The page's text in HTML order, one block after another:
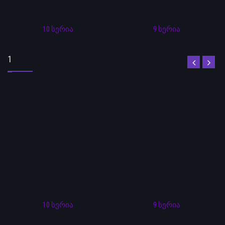
10 სერია 9 სერია
1
10 სერია 9 სერია